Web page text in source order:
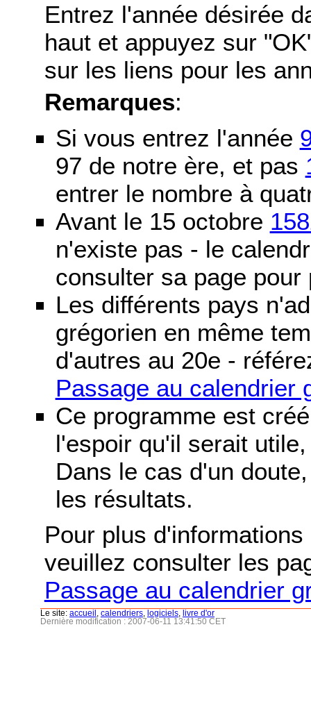
Entrez l'année désirée
haut et appuyez sur
sur les liens pour les
Remarques:
Si vous entrez l'année
97 de notre ère, et pas
entrer le nombre à
Avant le 15 octobre
n'existe pas - le
consulter sa page pour
Les différents pays
grégorien en même
d'autres au 20e -
Passage au calendrier
Ce programme est
l'espoir qu'il serait
Dans le cas d'un
les résultats.
Pour plus
veuillez consulter les
Passage au calendrier
Le site: accueil calendriers logiciels
livre d'or
Dernière modification : 2007-06-11 13:41:50 CET